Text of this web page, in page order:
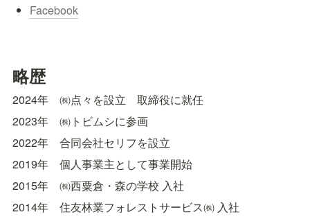
Facebook
略歴
2024年　㈱点々を設立　取締役に就任
2023年　㈱トビムシに参画
2022年　合同会社セリフを設立
2019年　個人事業主として事業開始
2015年　㈱西粟倉・森の学校 入社
2014年　住友林業フォレストサービス㈱ 入社